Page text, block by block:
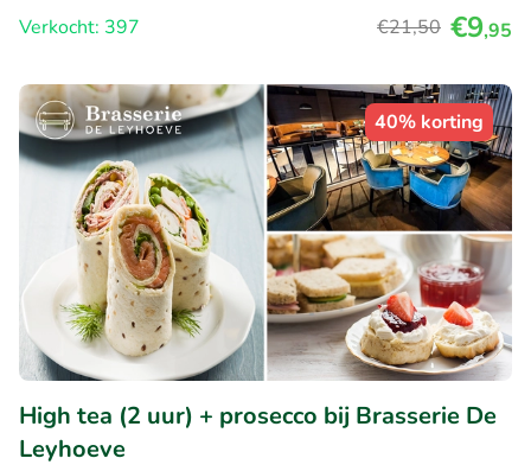
Verkocht: 397
€21,50 €9,95
40% korting
High tea (2 uur) + prosecco bij Brasserie De
Leyhoeve